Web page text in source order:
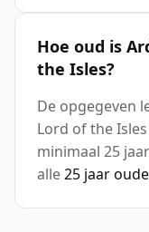
Hoe oud is
the Isles?
De opgegeven
Lord of the
minimaal 25
alle25 jaar